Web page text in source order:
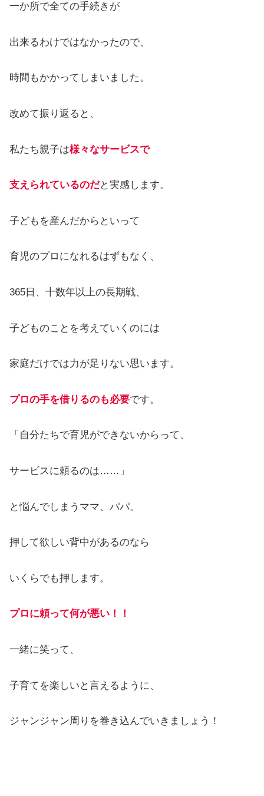
一か所で全ての手続きが
出来るわけではなかったので、
時間もかかってしまいました。
改めて振り返ると、
私たち親子は様々なサービスで
支えられているのだと実感します。
子どもを産んだからといって
育児のプロになれるはずもなく、
365日、十数年以上の長期戦、
子どものことを考えていくのには
家庭だけでは力が足りない思います。
プロの手を借りるのも必要です。
「自分たちで育児ができないからって、
サービスに頼るのは……」
と悩んでしまうママ、パパ。
押して欲しい背中があるのなら
いくらでも押します。
プロに頼って何が悪い！！
一緒に笑って、
子育てを楽しいと言えるように、
ジャンジャン周りを巻き込んでいきましょう！